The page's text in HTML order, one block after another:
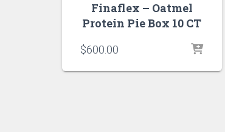
Finaflex – Oatmel
Protein Pie Box 10 CT
$600.00